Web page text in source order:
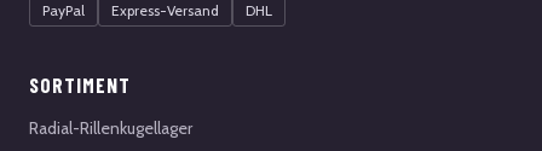
PayPal Express-Versand DHL
SORTIMENT
Radial-Rillenkugellager